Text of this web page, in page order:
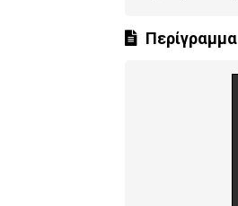
Περίγραμμα